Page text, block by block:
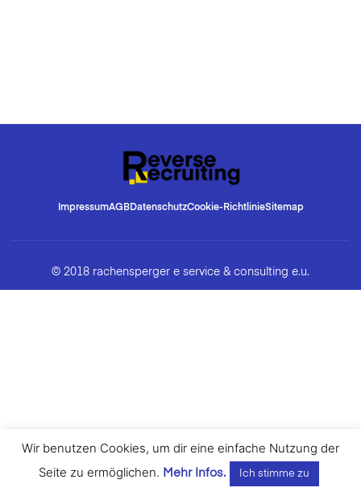
ImpressumAGBDatenschutzCookie-RichtlinieSitemap
© 2018 rachensperger e service & consulting e.u.
Wir benutzen Cookies, um dir eine einfache Nutzung der
Seite zu ermöglichen. Mehr Infos. Ich stimme zu